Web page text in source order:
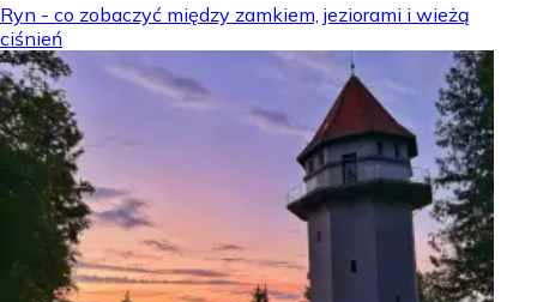
Ryn - co zobaczyć między zamkiem, jeziorami i wieżą
ciśnień